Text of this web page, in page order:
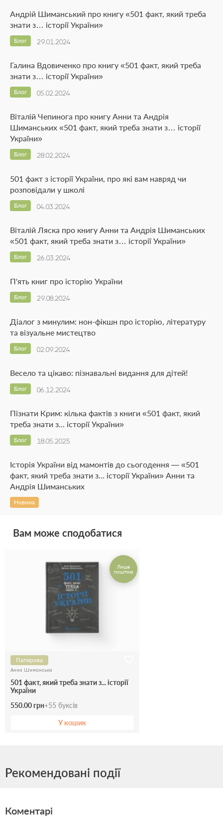
Андрій Шиманський про книгу «501 факт, який треба
знати з… історії України»
29.01.2024
Блог
Галина Вдовиченко про книгу «501 факт, який треба
знати з… історії України»
05.02.2024
Блог
Віталій Чепинога про книгу Анни та Андрія
Шиманських «501 факт, який треба знати з… історії
України»
28.02.2024
Блог
501 факт з історії України, про які вам навряд чи
розповідали у школі
04.03.2024
Блог
Віталій Ляска про книгу Анни та Андрія Шиманських
«501 факт, який треба знати з… історії України»
26.03.2024
Блог
П'ять книг про історію України
29.08.2024
Блог
Діалог з минулим: нон-фікшн про історію, літературу
та візуальне мистецтво
02.09.2024
Блог
Весело та цікаво: пізнавальні видання для дітей!
06.12.2024
Блог
Пізнати Крим: кілька фактів з книги «501 факт, який
треба знати з... історії України»
18.05.2025
Блог
Історія України від мамонтів до сьогодення — «501
факт, який треба знати з... історії України» Анни та
Андрія Шиманських
Новина
Вам може сподобатися
Лише
поштою
Паперова
Анна Шиманська
501 факт, який треба знати з... історії
України
550.00 грн+55 буксів
У кошик
Рекомендовані події
Коментарі